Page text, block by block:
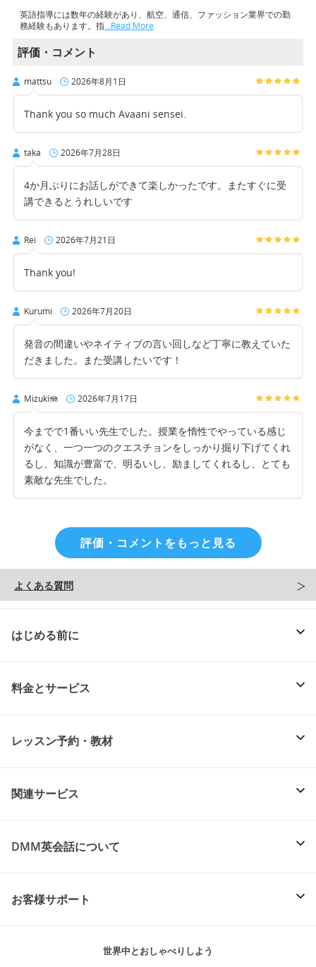
英語指導には数年の経験があり、航空、通信、ファッション業界での勤
務経験もあります。指…Read More
評価・コメント
mattsu 2026年8月1日
Thank you so much Avaani sensei.
taka 2026年7月28日
4か月ぶりにお話しができて楽しかったです。またすぐに受
講できるとうれしいです
Rei 2026年7月21日
Thank you!
Kurumi 2026年7月20日
発音の間違いやネイティブの言い回しなど丁寧に教えていた
だきました。また受講したいです！
Mizuki🪼 2026年7月17日
今までで1番いい先生でした。授業を惰性でやっている感じ
がなく、一つ一つのクエスチョンをしっかり掘り下げてくれ
るし、知識が豊富で、明るいし、励ましてくれるし、とても
素敵な先生でした。
評価・コメントをもっと見る
よくある質問
はじめる前に
料金とサービス
レッスン予約・教材
関連サービス
DMM英会話について
お客様サポート
世界中とおしゃべりしよう